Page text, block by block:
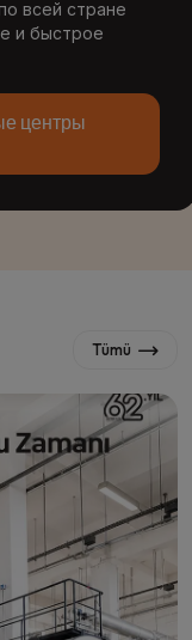
всей стране
и быстрое
центры
Tümü